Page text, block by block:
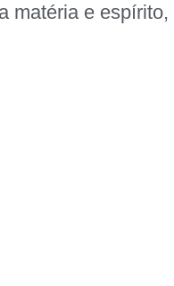
matéria e